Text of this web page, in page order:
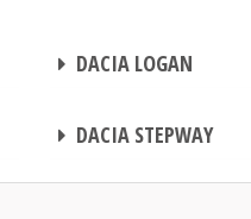
DACIA LOGAN
DACIA STEPWAY